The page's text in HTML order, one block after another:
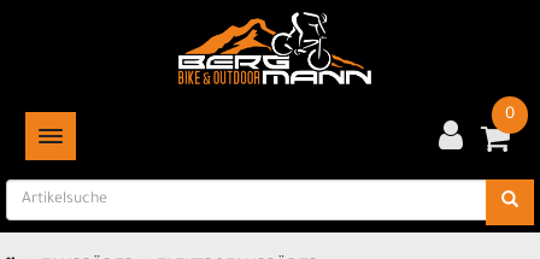
TOGGLE NAVIGATION
0